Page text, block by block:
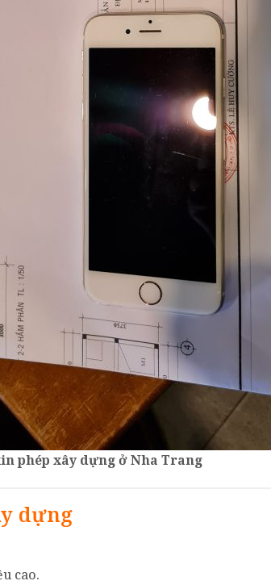
phép xây dựng ở Nha Trang
dựng
cao.